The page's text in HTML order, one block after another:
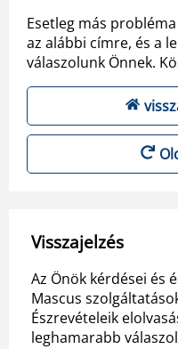
Esetleg más
az alábbi címre, és a
válaszolunk Önnek.
Visszajelzés
Az Önök kérdései és
Mascus
Észrevételeik
leghamarabb